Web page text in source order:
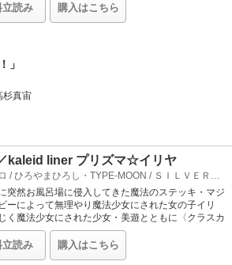
立読み 購入はこちら
」
杉真宙
kaleid liner プリズマ☆イリヤ
/ひろやまひろし・TYPE-MOON / ＳＩＬＶＥＲＬＩＮＫ．
突然お風呂場に侵入してきた魔法のステッキ・マジ
ーによって無理やり魔法少女にされた女の子イリ
く魔法少女にされた少女・美遊とともに〈クラスカ
集めることになるが!?
立読み 購入はこちら